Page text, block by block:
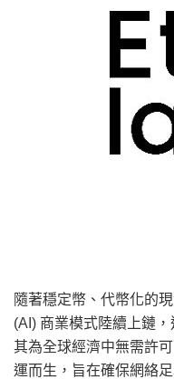
隨著穩定幣、代幣化的
(AI) 商業模式陸續上鏈
其為全球經濟中無需許
運而生，旨在確保網絡